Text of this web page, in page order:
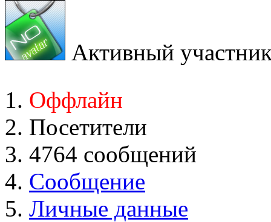
Активный
Оффлайн
Посетители
4764 сообщений
Сообщение
Личные данные